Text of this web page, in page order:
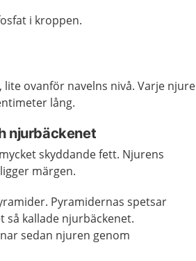
i kroppen.
ovanför navelns nivå. Varje njure
lång.
njurbäckenet
skyddande fett. Njurens
märgen.
Pyramidernas spetsar
så kallade njurbäckenet.
sedan njuren genom